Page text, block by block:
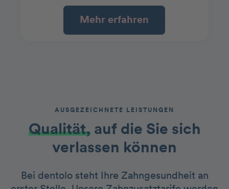
Mehr erfahren
AUSGEZEICHNETE LEISTUNGEN
Qualität,auf die Sie sich
verlassen können
Bei dentolo steht Ihre Zahngesundheit an